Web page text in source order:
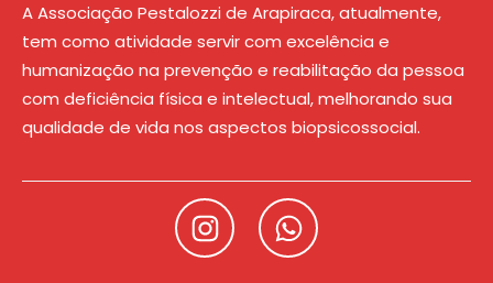
A Associação Pestalozzi de Arapiraca, atualmente,
tem como atividade servir com excelência e
humanização na prevenção e reabilitação da pessoa
com deficiência física e intelectual, melhorando sua
qualidade de vida nos aspectos biopsicossocial.